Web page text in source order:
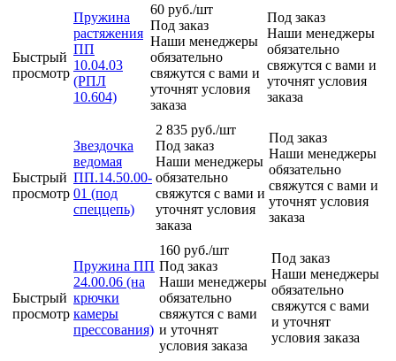
Быстрый
просмотр
Пружина
растяжения
ПП
10.04.03
(РПЛ
10.604)
60 руб./шт
Под заказ
Наши менеджеры
обязательно
свяжутся с вами и
уточнят условия
заказа
Под заказ
Наши менеджеры
обязательно
свяжутся с вами и
уточнят условия
заказа
Быстрый
просмотр
Звездочка
ведомая
ПП.14.50.00-
01 (под
спеццепь)
2 835 руб./шт
Под заказ
Наши менеджеры
обязательно
свяжутся с вами и
уточнят условия
заказа
Под заказ
Наши менеджеры
обязательно
свяжутся с вами и
уточнят условия
заказа
Быстрый
просмотр
Пружина ПП
24.00.06 (на
крючки
камеры
прессования)
160 руб./шт
Под заказ
Наши менеджеры
обязательно
свяжутся с вами
и уточнят
условия заказа
Под заказ
Наши менеджеры
обязательно
свяжутся с вами
и уточнят
условия заказа